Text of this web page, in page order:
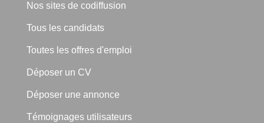
Nos sites de codiffusion
Tous les candidats
Toutes les offres d'emploi
Déposer un CV
Déposer une annonce
Témoignages utilisateurs